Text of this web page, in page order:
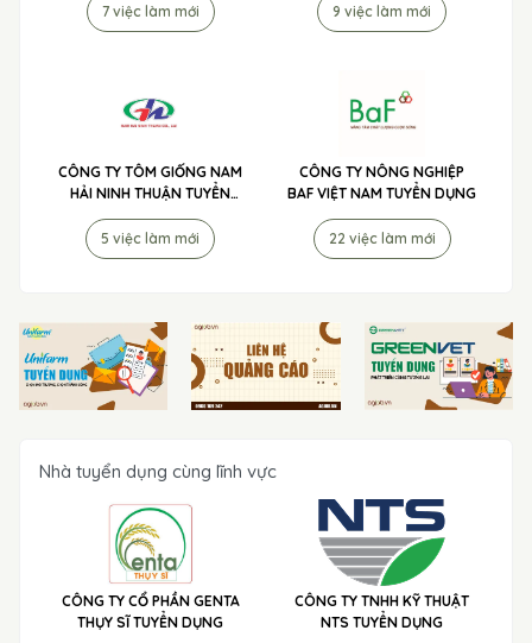
7 việc làm mới
9 việc làm mới
CÔNG TY TÔM GIỐNG NAM
HẢI NINH THUẬN TUYỂN
5 việc làm mới
CÔNG TY NÔNG NGHIỆP
BAF VIỆT NAM TUYỂN DỤNG
22 việc làm mới
Nhà tuyển dụng cùng lĩnh vực
CÔNG TY CỔ PHẦN GENTA
THỤY SĨ TUYỂN DỤNG
CÔNG TY TNHH KỸ THUẬT
NTS TUYỂN DỤNG